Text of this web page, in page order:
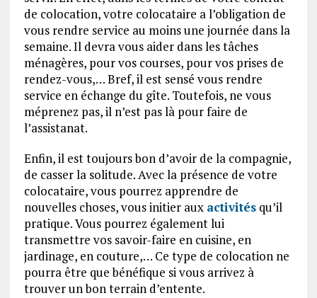
de colocation, votre colocataire a l’obligation de
vous rendre service au moins une journée dans la
semaine. Il devra vous aider dans les tâches
ménagères, pour vos courses, pour vos prises de
rendez-vous,… Bref, il est sensé vous rendre
service en échange du gîte. Toutefois, ne vous
méprenez pas, il n’est pas là pour faire de
l’assistanat.
Enfin, il est toujours bon d’avoir de la compagnie,
de casser la solitude. Avec la présence de votre
colocataire, vous pourrez apprendre de
nouvelles choses, vous initier aux activitésqu’il
pratique. Vous pourrez également lui
transmettre vos savoir-faire en cuisine, en
jardinage, en couture,… Ce type de colocation ne
pourra être que bénéfique si vous arrivez à
trouver un bon terrain d’entente.